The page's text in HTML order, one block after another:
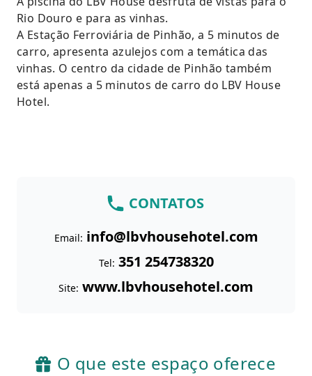
Rio Douro e para as vinhas.
A Estação Ferroviária de Pinhão, a 5 minutos de
carro, apresenta azulejos com a temática das
vinhas. O centro da cidade de Pinhão também
está apenas a 5 minutos de carro do LBV House
Hotel.
CONTATOS
Email: info@lbvhousehotel.com
Tel: 351 254738320
Site: www.lbvhousehotel.com
O que este espaço oferece